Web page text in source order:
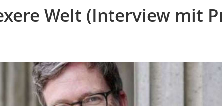
Welt (Interview mit